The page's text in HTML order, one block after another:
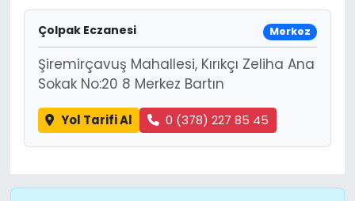
Çolpak Eczanesi Merkez
Şiremirçavuş Mahallesi, Kırıkçı Zeliha Ana
Sokak No:20 8 Merkez Bartın
Yol Tarifi Al 0 (378) 227 85 45